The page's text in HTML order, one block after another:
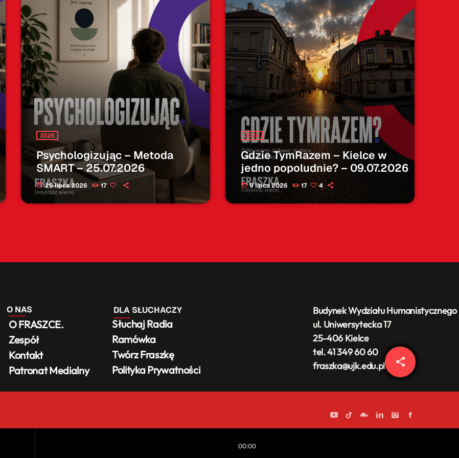
00:00
share
email
2026
Psychologizując – Metoda
SMART – 25.07.2026
today 25 lipca 2026 17
2026
Gdzie TymRazem – Kielce w
jedno popoludnie? – 09.07.2026
today 9 lipca 2026 17 4
Budynek Wydziału Humanistycznego
ul. Uniwersytecka 17
25-406 Kielce
tel. 41 349 60 60
fraszka@ujk.edu.pl
O FRASZCE.
Zespół
Kontakt
Patronat Medialny
Słuchaj Radia
Ramówka
Twórz Fraszkę
Polityka Prywatności
DLA SŁUCHACZY
O NAS